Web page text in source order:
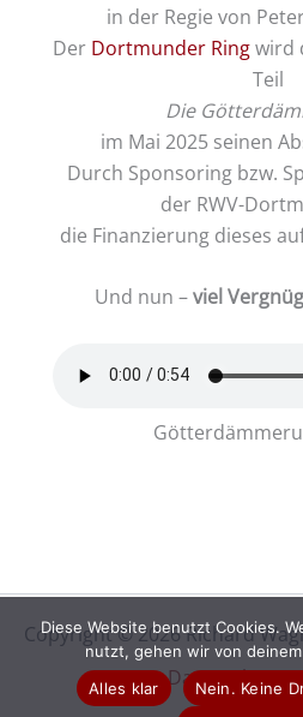
in der Regie von
Der Dortmunder Ringwird
Teil
Die
im Mai 2025 seinen
Durch Sponsoring bzw.
der RWV-
die Finanzierung dieses
Und nun –viel
Copyright © 2026 Richard
Diese Website benutzt Cookies.
nutzt, gehen wir von
Alles klar
Nein. Keine